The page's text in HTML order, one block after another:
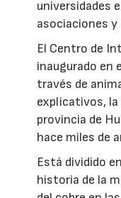
universidades
asociaciones y
El Centro de
inaugurado en
través de
explicativos,
provincia de
hace miles de
Está dividido
historia de la